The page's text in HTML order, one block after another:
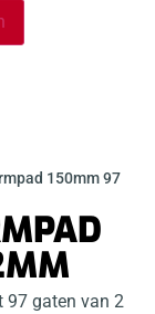
150mm 97
97 gaten van 2